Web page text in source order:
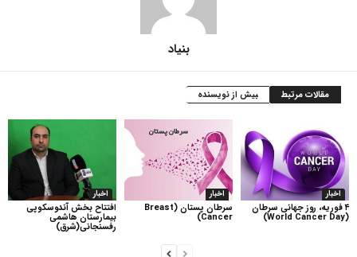
بنیاد
مقالات مرتبط بیش از نویسنده
اخبار
افتتاح بخش آندوسکوپی
بیمارستان هاشمی
رفسنجانی(شرق)
اخبار
سرطان پستان (Breast
Cancer)
اخبار
۴ فوریه، روز جهانی سرطان
(World Cancer Day)